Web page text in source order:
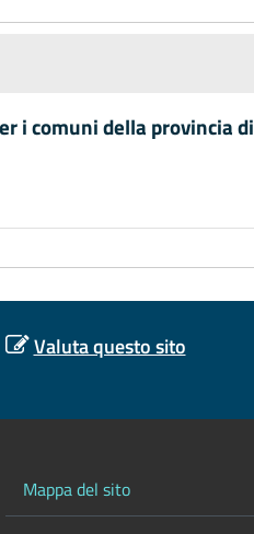
i comuni della provincia di
Valuta questo sito
Mappa del sito